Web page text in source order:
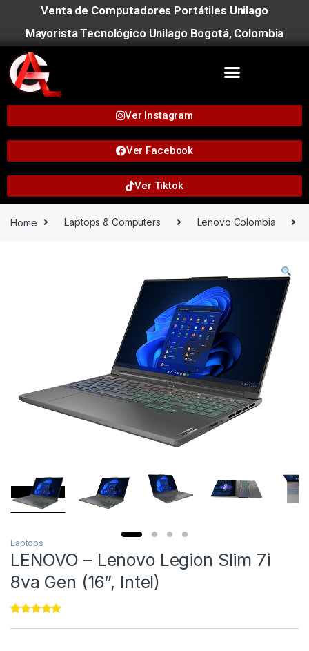
Venta de Computadores Portátiles Unilago
Mayorista Tecnológico Unilago Bogotá, Colombia
Ver Instagram
Ver Facebook
Ver Tiktok
Home Laptops & Computers Lenovo Colombia
Laptops
LENOVO – Lenovo Legion Slim 7i
8va Gen (16”, Intel)